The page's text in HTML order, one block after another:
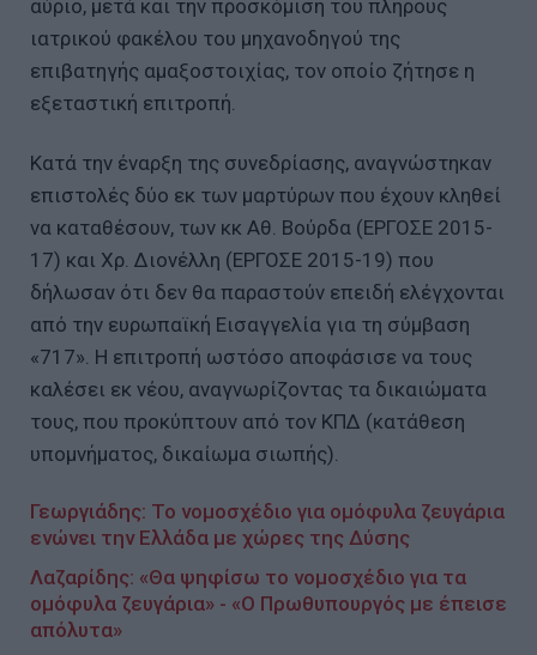
αύριο, μετά και την προσκόμιση του πλήρους
ιατρικού φακέλου του μηχανοδηγού της
επιβατηγής αμαξοστοιχίας, τον οποίο ζήτησε η
εξεταστική επιτροπή.
Kατά την έναρξη της συνεδρίασης, αναγνώστηκαν
επιστολές δύο εκ των μαρτύρων που έχουν κληθεί
να καταθέσουν, των κκ Αθ. Βούρδα (ΕΡΓΟΣΕ 2015-
17) και Χρ. Διονέλλη (ΕΡΓΟΣΕ 2015-19) που
δήλωσαν ότι δεν θα παραστούν επειδή ελέγχονται
από την ευρωπαϊκή Εισαγγελία για τη σύμβαση
«717». Η επιτροπή ωστόσο αποφάσισε να τους
καλέσει εκ νέου, αναγνωρίζοντας τα δικαιώματα
τους, που προκύπτουν από τον ΚΠΔ (κατάθεση
υπομνήματος, δικαίωμα σιωπής).
Γεωργιάδης: Το νομοσχέδιο για ομόφυλα ζευγάρια
ενώνει την Ελλάδα με χώρες της Δύσης
Λαζαρίδης: «Θα ψηφίσω το νομοσχέδιο για τα
ομόφυλα ζευγάρια» - «Ο Πρωθυπουργός με έπεισε
απόλυτα»